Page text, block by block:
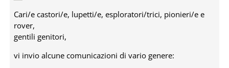
Cari/e castori/e, lupetti/e, esploratori/trici, pionieri/e e
rover,
gentili genitori,
vi invio alcune comunicazioni di vario genere: